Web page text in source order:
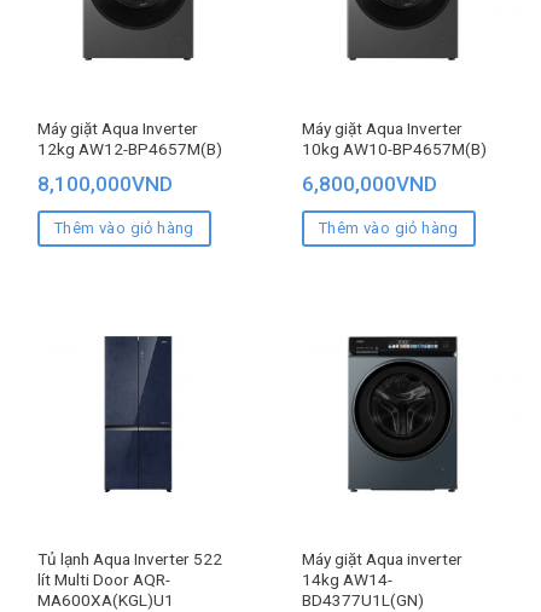
Máy giặt Aqua Inverter
12kg AW12-BP4657M(B)
8,100,000VND
Thêm vào giỏ hàng
Máy giặt Aqua Inverter
10kg AW10-BP4657M(B)
6,800,000VND
Thêm vào giỏ hàng
Tủ lạnh Aqua Inverter 522
lít Multi Door AQR-
MA600XA(KGL)U1
Máy giặt Aqua inverter
14kg AW14-
BD4377U1L(GN)